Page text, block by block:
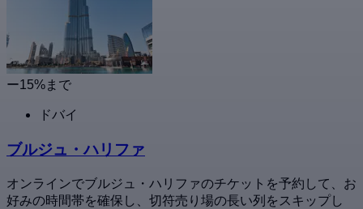
ー15%まで
ドバイ
ブルジュ・ハリファ
オンラインでブルジュ・ハリファのチケットを予約して、お
好みの時間帯を確保し、切符売り場の長い列をスキップし